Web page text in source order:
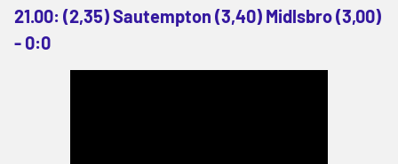
21.00: (2,35) Sautempton (3,40) Midlsbro (3,00)
- 0:0